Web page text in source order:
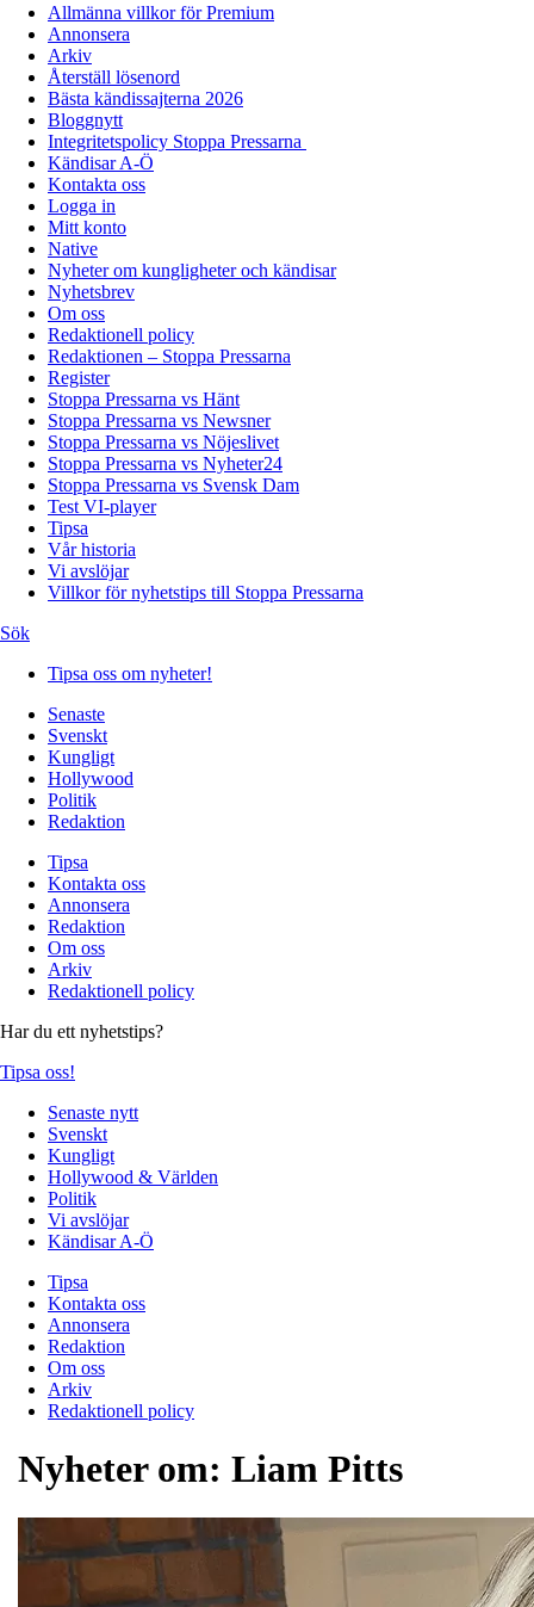
Allmänna villkor för Premium
Annonsera
Arkiv
Återställ lösenord
Bästa kändissajterna 2026
Bloggnytt
Integritetspolicy Stoppa Pressarna
Kändisar A-Ö
Kontakta oss
Logga in
Mitt konto
Native
Nyheter om kungligheter och kändisar
Nyhetsbrev
Om oss
Redaktionell policy
Redaktionen – Stoppa Pressarna
Register
Stoppa Pressarna vs Hänt
Stoppa Pressarna vs Newsner
Stoppa Pressarna vs Nöjeslivet
Stoppa Pressarna vs Nyheter24
Stoppa Pressarna vs Svensk Dam
Test VI-player
Tipsa
Vår historia
Vi avslöjar
Villkor för nyhetstips till Stoppa Pressarna
Sök
Tipsa oss om nyheter!
Senaste
Svenskt
Kungligt
Hollywood
Politik
Redaktion
Tipsa
Kontakta oss
Annonsera
Redaktion
Om oss
Arkiv
Redaktionell policy
Har du ett nyhetstips?
Tipsa oss!
Senaste nytt
Svenskt
Kungligt
Hollywood & Världen
Politik
Vi avslöjar
Kändisar A-Ö
Tipsa
Kontakta oss
Annonsera
Redaktion
Om oss
Arkiv
Redaktionell policy
Nyheter om: Liam Pitts